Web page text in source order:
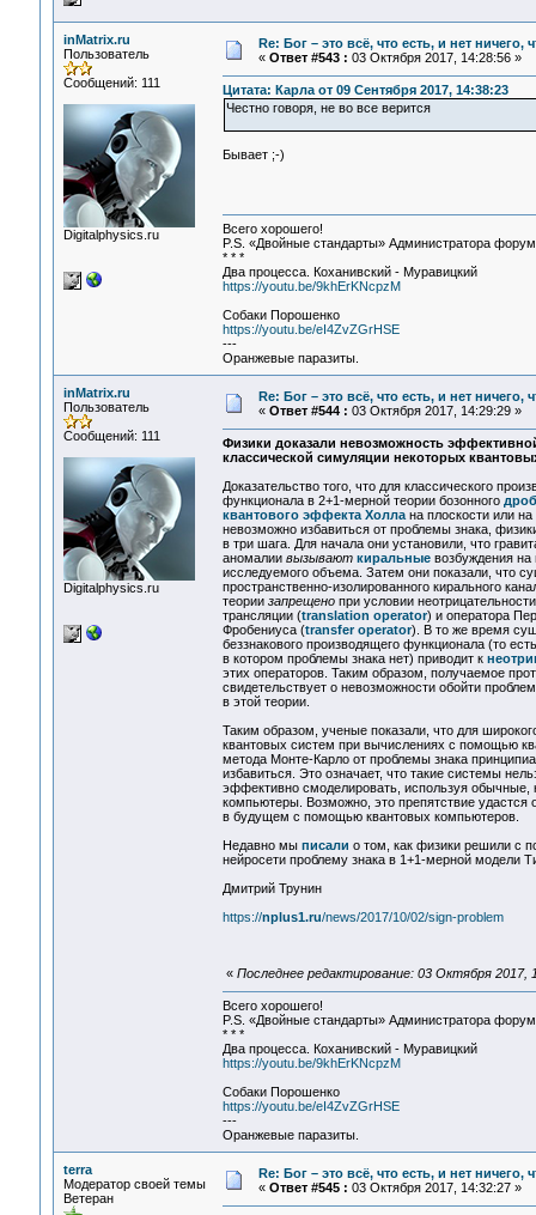
inMatrix.ru
Пользователь
Сообщений: 111
Digitalphysics.ru
Re: Бог – это всё, что есть, и нет
« Ответ #543 : 03 Октября 2017, 14:28:56 »
Цитата: Карла от 09 Сентября 2017, 14:38:23
Честно говоря, не во все верится
Бывает ;-)
Всего хорошего!
P.S. «Двойные стандарты» Администратора
* * *
Два процесса. Коханивский - Муравицкий
https://youtu.be/9khErKNcpzM
Собаки Порошенко
https://youtu.be/eI4ZvZGrHSE
---
Оранжевые паразиты.
inMatrix.ru
Пользователь
Сообщений: 111
Digitalphysics.ru
Re: Бог – это всё, что есть, и нет
« Ответ #544 : 03 Октября 2017, 14:29:29 »
Физики доказали невозможность
классической симуляции некоторых
Доказательство того, что для классического
функционала в 2+1-мерной теории бозонного
квантового эффекта Холлана плоскости или на
невозможно избавиться от проблемы знака,
в три шага. Для начала они установили, что
аномалии вызывают киральныевозбуждения на
исследуемого объема. Затем они показали, что
пространственно-изолированного кирального
теории запрещенопри условии
трансляции (translation operator) и оператора
Фробениуса (transfer operator). В то же время
беззнакового производящего функционала (то
в котором проблемы знака нет) приводит к
этих операторов. Таким образом, получаемое
свидетельствует о невозможности обойти
в этой теории.
Таким образом, ученые показали, что для
квантовых систем при вычислениях с помощью
метода Монте-Карло от проблемы знака
избавиться. Это означает, что такие системы
эффективно смоделировать, используя обычные,
компьютеры. Возможно, это препятствие удастся
в будущем с помощью квантовых компьютеров.
Недавно мы писали о том, как физики решили с
нейросети проблему знака в 1+1-мерной модели
Дмитрий Трунин
https://nplus1.ru/news/2017/10/02/sign-problem
« Последнее редактирование: 03 Октября 2017,
Всего хорошего!
P.S. «Двойные стандарты» Администратора
* * *
Два процесса. Коханивский - Муравицкий
https://youtu.be/9khErKNcpzM
Собаки Порошенко
https://youtu.be/eI4ZvZGrHSE
---
Оранжевые паразиты.
terra
Модератор своей темы
Ветеран
Re: Бог – это всё, что есть, и нет
« Ответ #545 : 03 Октября 2017, 14:32:27 »